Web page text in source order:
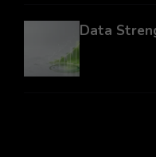
Data